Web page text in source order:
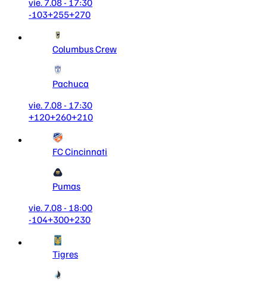
vie. 7.08 - 17:30
-103+255+270
Columbus Crew
Pachuca
vie. 7.08 - 17:30
+120+260+210
FC Cincinnati
Pumas
vie. 7.08 - 18:00
-104+300+230
Tigres